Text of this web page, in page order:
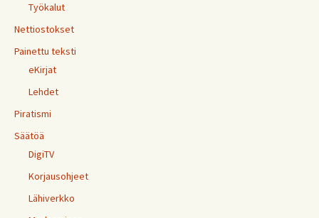
Työkalut
Nettiostokset
Painettu teksti
eKirjat
Lehdet
Piratismi
Säätöä
DigiTV
Korjausohjeet
Lähiverkko